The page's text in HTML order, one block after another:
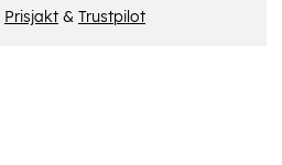
Prisjakt& Trustpilot